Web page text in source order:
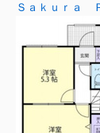
Ｓａｋｕｒａ